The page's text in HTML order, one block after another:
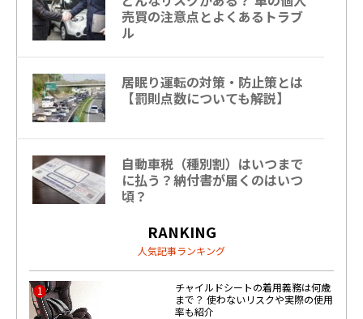
売買の注意点とよくあるトラブ
ル
居眠り運転の対策・防止策とは
【罰則点数についても解説】
自動車税（種別割）はいつまで
に払う？納付書が届くのはいつ
頃？
RANKING
人気記事ランキング
1
チャイルドシートの着用義務は何歳
まで？ 使わないリスクや実際の使用
率も紹介